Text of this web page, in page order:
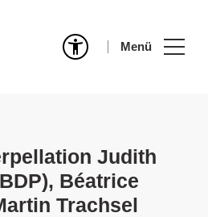
Menü
Judith
Béatrice
Trachsel